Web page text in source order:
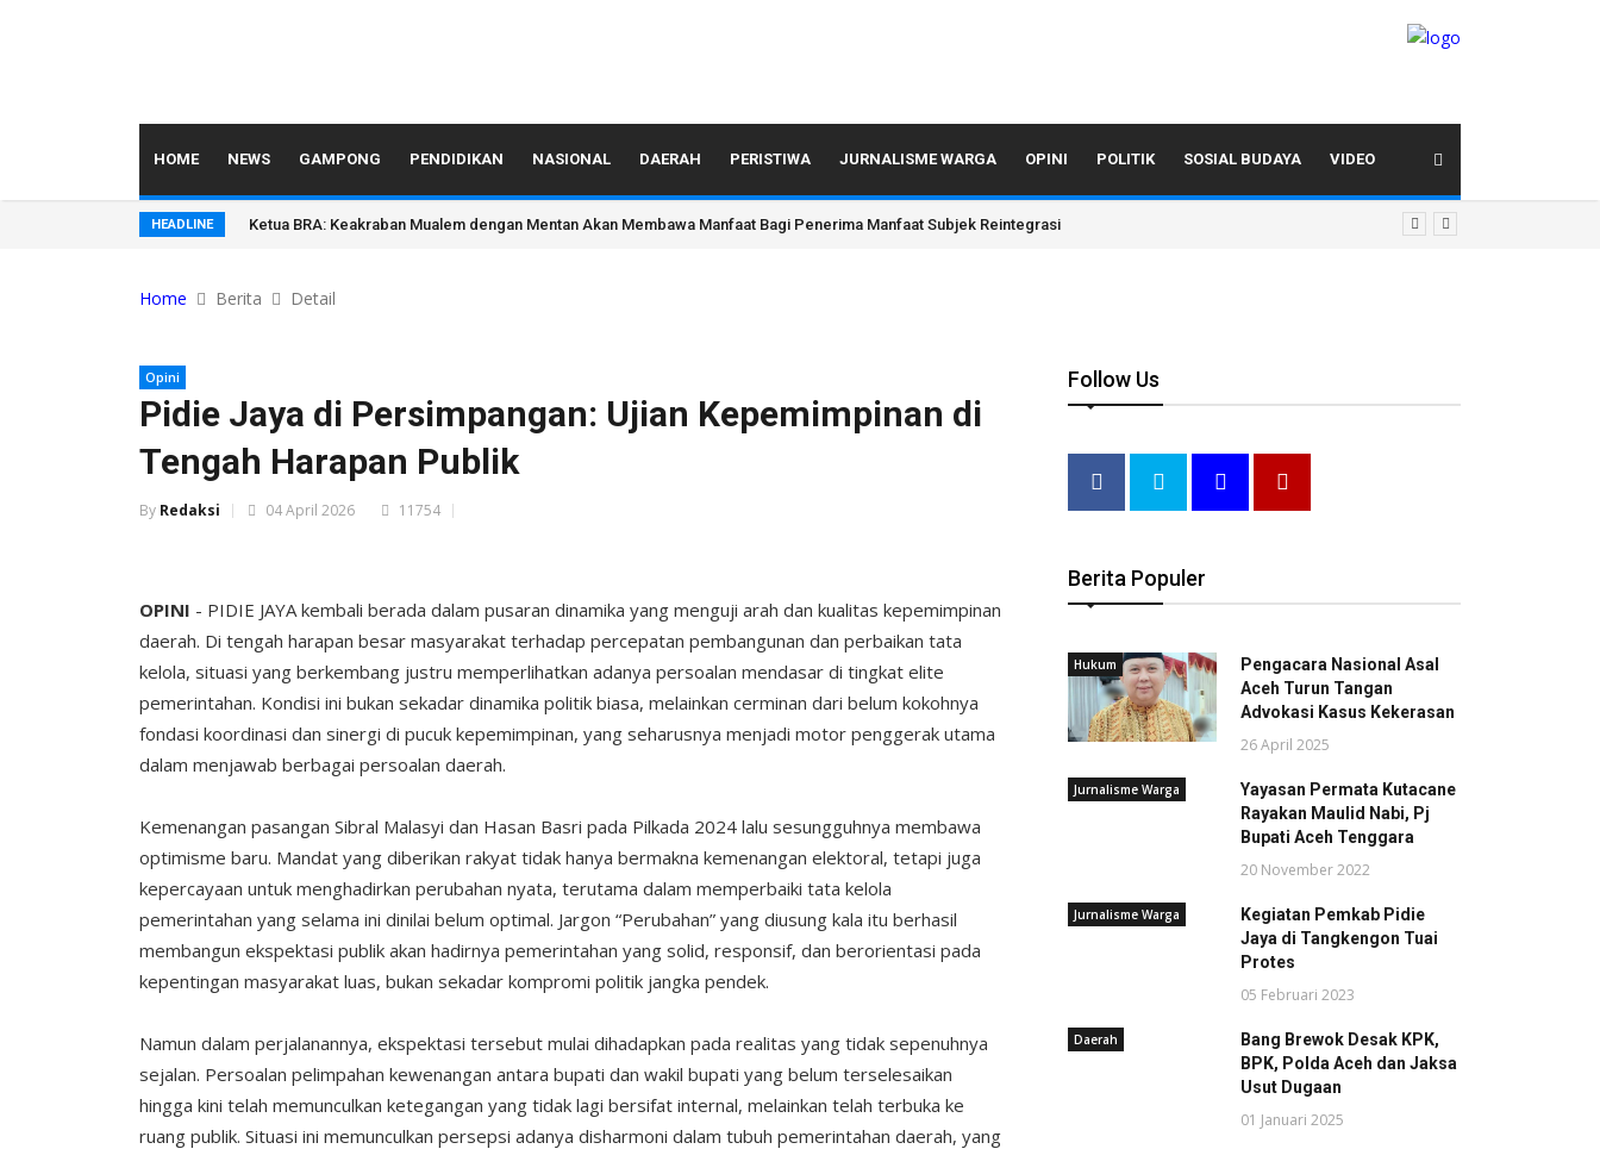
HOME NEWS GAMPONG PENDIDIKAN NASIONAL DAERAH PERISTIWA JURNALISME WARGA OPINI POLITIK SOSIAL BUDAYA VIDEO
HEADLINE Ketua BRA: Keakraban Mualem dengan Mentan Akan Membawa Manfaat Bagi Penerima Manfaat Subjek Reintegrasi
Home Berita Detail
Opini
Pidie Jaya di Persimpangan: Ujian Kepemimpinan di
Tengah Harapan Publik
By Redaksi 04 April 2026 11754
OPINI - PIDIE JAYA kembali berada dalam pusaran dinamika yang menguji arah dan kualitas kepemimpinan
daerah. Di tengah harapan besar masyarakat terhadap percepatan pembangunan dan perbaikan tata
kelola, situasi yang berkembang justru memperlihatkan adanya persoalan mendasar di tingkat elite
pemerintahan. Kondisi ini bukan sekadar dinamika politik biasa, melainkan cerminan dari belum kokohnya
fondasi koordinasi dan sinergi di pucuk kepemimpinan, yang seharusnya menjadi motor penggerak utama
dalam menjawab berbagai persoalan daerah.
Kemenangan pasangan Sibral Malasyi dan Hasan Basri pada Pilkada 2024 lalu sesungguhnya membawa
optimisme baru. Mandat yang diberikan rakyat tidak hanya bermakna kemenangan elektoral, tetapi juga
kepercayaan untuk menghadirkan perubahan nyata, terutama dalam memperbaiki tata kelola
pemerintahan yang selama ini dinilai belum optimal. Jargon “Perubahan” yang diusung kala itu berhasil
membangun ekspektasi publik akan hadirnya pemerintahan yang solid, responsif, dan berorientasi pada
kepentingan masyarakat luas, bukan sekadar kompromi politik jangka pendek.
Namun dalam perjalanannya, ekspektasi tersebut mulai dihadapkan pada realitas yang tidak sepenuhnya
sejalan. Persoalan pelimpahan kewenangan antara bupati dan wakil bupati yang belum terselesaikan
hingga kini telah memunculkan ketegangan yang tidak lagi bersifat internal, melainkan telah terbuka ke
ruang publik. Situasi ini memunculkan persepsi adanya disharmoni dalam tubuh pemerintahan daerah, yang
Follow Us
Berita Populer
Hukum
Pengacara Nasional Asal
Aceh Turun Tangan
Advokasi Kasus Kekerasan
26 April 2025
Jurnalisme Warga
Yayasan Permata Kutacane
Rayakan Maulid Nabi, Pj
Bupati Aceh Tenggara
20 November 2022
Jurnalisme Warga
Kegiatan Pemkab Pidie
Jaya di Tangkengon Tuai
Protes
05 Februari 2023
Daerah
Bang Brewok Desak KPK,
BPK, Polda Aceh dan Jaksa
Usut Dugaan
01 Januari 2025